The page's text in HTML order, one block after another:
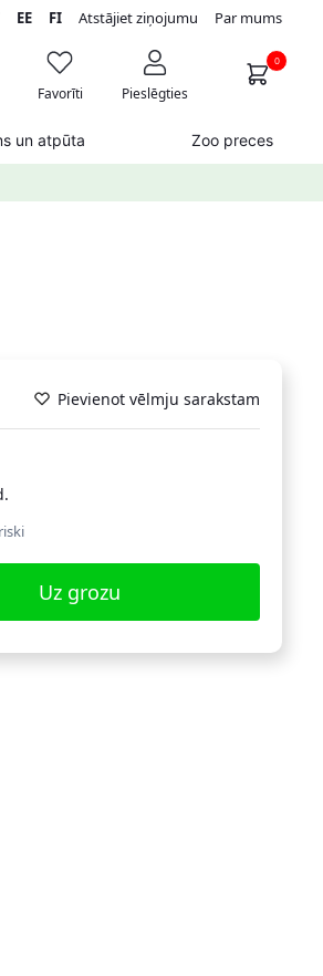
EE FIAtstājiet ziņojumu Par mums
Favorīti Pieslēgties
0
un atpūta Zoo preces
Pievienot vēlmju sarakstam
Uz grozu